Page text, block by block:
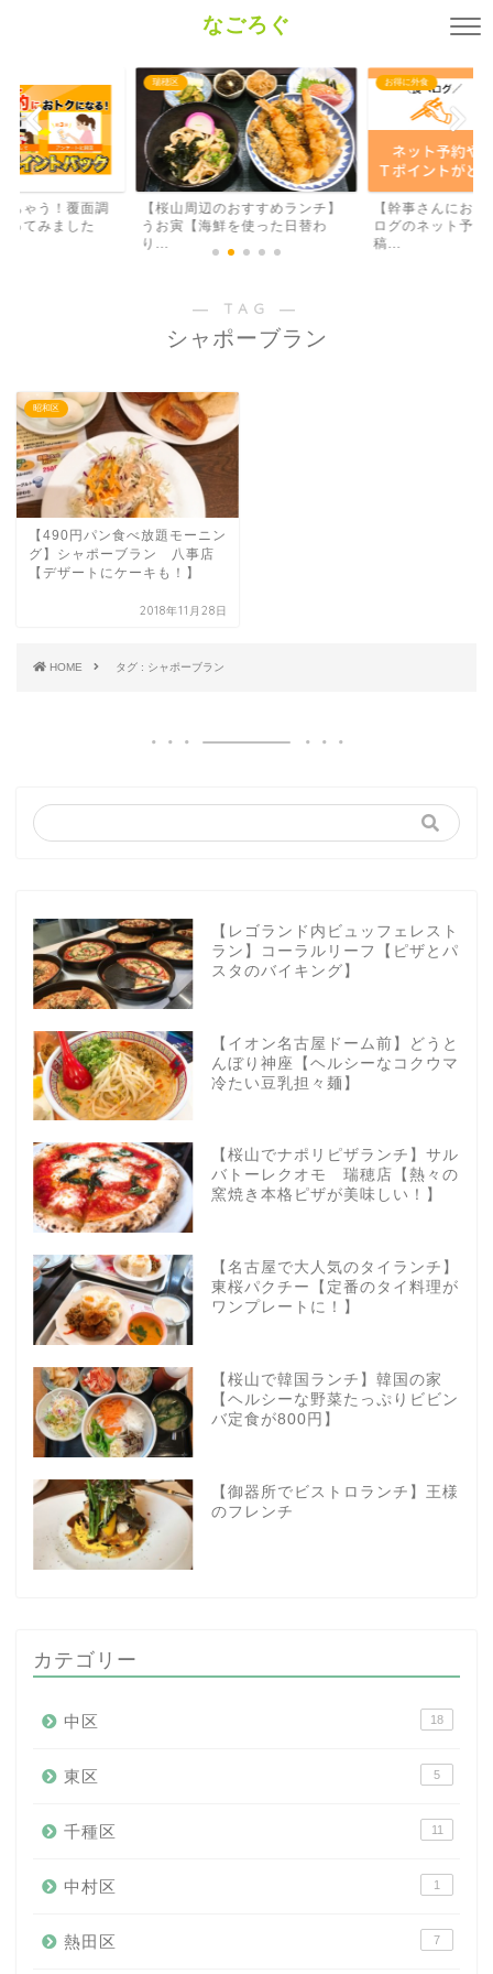
なごろぐ
ちゃう！覆面調
ってみました
瑞穂区
【桜山周辺のおすすめランチ】
うお寅【海鮮を使った日替わ
り...
お得に外食
【幹事さんにお
ログのネット予約
稿...
― TAG ―
シャポーブラン
昭和区
【490円パン食べ放題モーニン
グ】シャポーブラン 八事店
【デザートにケーキも！】
2018年11月28日
HOME タグ : シャポーブラン
【レゴランド内ビュッフェレスト
ラン】コーラルリーフ【ピザとパ
スタのバイキング】
【イオン名古屋ドーム前】どうと
んぼり神座【ヘルシーなコクウマ
冷たい豆乳担々麺】
【桜山でナポリピザランチ】サル
バトーレクオモ 瑞穂店【熱々の
窯焼き本格ピザが美味しい！】
【名古屋で大人気のタイランチ】
東桜パクチー【定番のタイ料理が
ワンプレートに！】
【桜山で韓国ランチ】韓国の家
【ヘルシーな野菜たっぷりビビン
バ定食が800円】
【御器所でビストロランチ】王様
のフレンチ
カテゴリー
中区 18
東区 5
千種区 11
中村区 1
熱田区 7